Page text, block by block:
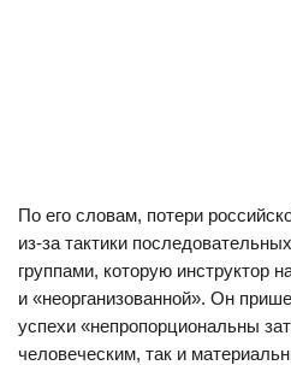
По его словам, потери
из-за тактики
группами, которую инструктор
и «неорганизованной». Он
успехи «непропорциональны
человеческим, так и